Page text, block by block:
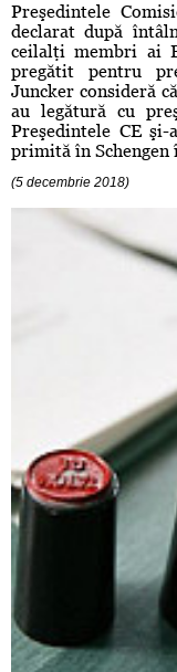
Preşedintele
declarat după
ceilalţi membri ai
pregătit pentru
Juncker consideră
au legătură cu
Preşedintele CE
primită în Schengen
(5 decembrie 2018)